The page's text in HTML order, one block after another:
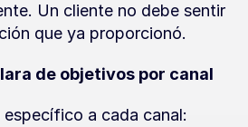
Un cliente no debe sentir
que ya proporcionó.
de objetivos por canal
a cada canal: